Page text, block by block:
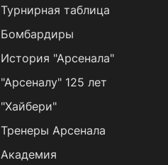
Турнирная таблица
Бомбардиры
История "Арсенала"
"Арсеналу" 125 лет
"Хайбери"
Тренеры Арсенала
Академия